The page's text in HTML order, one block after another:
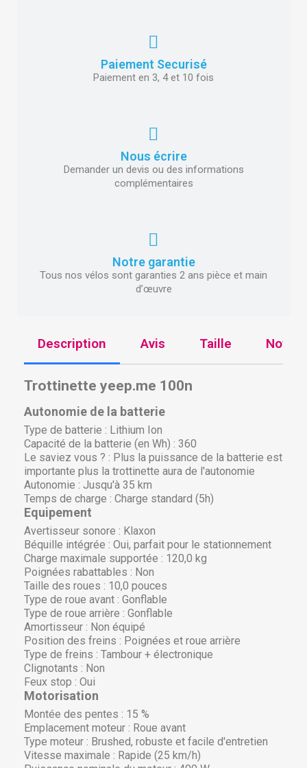
Paiement Securisé
Paiement en 3, 4 et 10 fois
Nous écrire
Demander un devis ou des informations
complémentaires
Notre garantie
Tous nos vélos sont garanties 2 ans pièce et main
d’œuvre
Description Avis Taille Notre
Trottinette yeep.me 100n
Autonomie de la batterie
Type de batterie : Lithium Ion
Capacité de la batterie (en Wh) : 360
Le saviez vous ? : Plus la puissance de la batterie est
importante plus la trottinette aura de l'autonomie
Autonomie : Jusqu'à 35 km
Temps de charge : Charge standard (5h)
Equipement
Avertisseur sonore : Klaxon
Béquille intégrée : Oui, parfait pour le stationnement
Charge maximale supportée : 120,0 kg
Poignées rabattables : Non
Taille des roues : 10,0 pouces
Type de roue avant : Gonflable
Type de roue arrière : Gonflable
Amortisseur : Non équipé
Position des freins : Poignées et roue arrière
Type de freins : Tambour + électronique
Clignotants : Non
Feux stop : Oui
Motorisation
Montée des pentes : 15 %
Emplacement moteur : Roue avant
Type moteur : Brushed, robuste et facile d'entretien
Vitesse maximale : Rapide (25 km/h)